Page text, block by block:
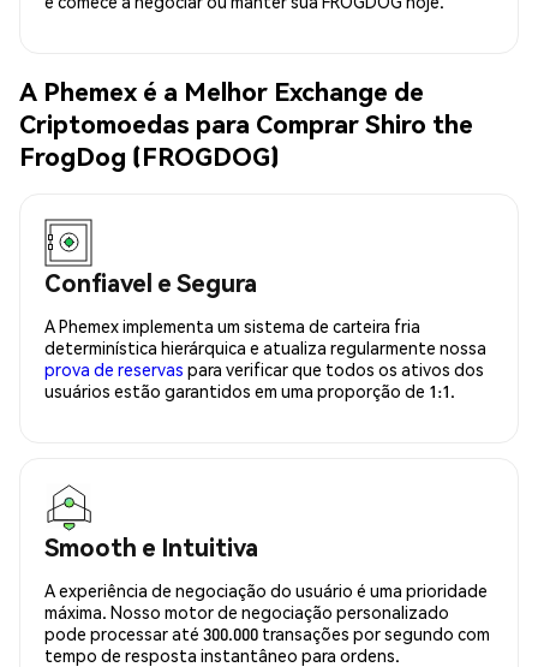
A Phemex é a Melhor Exchange de
Criptomoedas para Comprar Shiro the
FrogDog (FROGDOG)
Confiavel e Segura
A Phemex implementa um sistema de carteira fria
determinística hierárquica e atualiza regularmente nossa
prova de reservas para verificar que todos os ativos dos
usuários estão garantidos em uma proporção de 1:1.
Smooth e Intuitiva
A experiência de negociação do usuário é uma prioridade
máxima. Nosso motor de negociação personalizado
pode processar até 300.000 transações por segundo com
tempo de resposta instantâneo para ordens.